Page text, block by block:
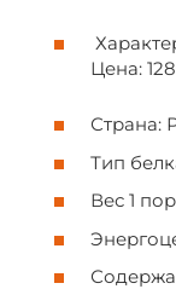
Цена:
Страна:
Тип
Вес 1